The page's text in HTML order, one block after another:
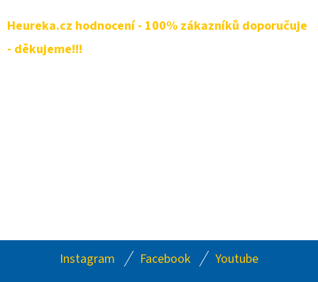
Heureka.cz hodnocení - 100% zákazníků doporučuje
- děkujeme!!!
Instagram Facebook Youtube